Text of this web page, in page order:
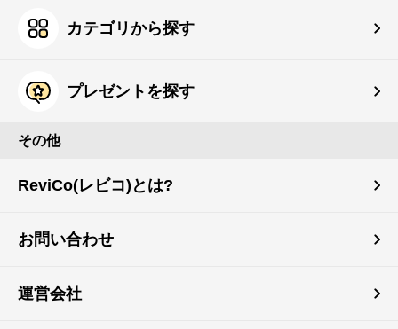
カテゴリから探す
プレゼントを探す
その他
ReviCo(レビコ)とは?
お問い合わせ
運営会社